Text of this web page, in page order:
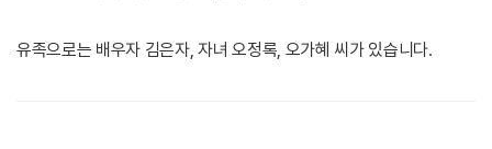
유족으로는 배우자 김은자, 자녀 오정록, 오가혜 씨가 있습니다.